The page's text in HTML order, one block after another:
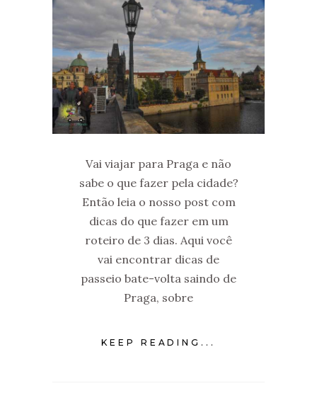
Vai viajar para Praga e não
sabe o que fazer pela cidade?
Então leia o nosso post com
dicas do que fazer em um
roteiro de 3 dias. Aqui você
vai encontrar dicas de
passeio bate-volta saindo de
Praga, sobre
KEEP READING...